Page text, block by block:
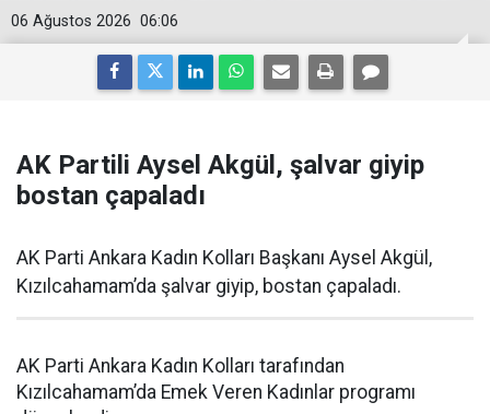
06:06
06 Ağustos 2026
AK Partili Aysel Akgül, şalvar giyip
bostan çapaladı
AK Parti Ankara Kadın Kolları Başkanı Aysel Akgül,
Kızılcahamam’da şalvar giyip, bostan çapaladı.
AK Parti Ankara Kadın Kolları tarafından
Kızılcahamam’da Emek Veren Kadınlar programı